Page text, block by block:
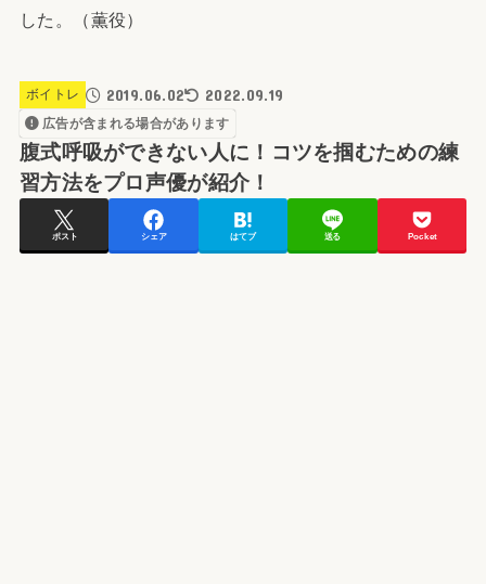
した。（薫役）
ボイトレ 2019.06.02 2022.09.19
広告が含まれる場合があります
腹式呼吸ができない人に！コツを掴むための練
習方法をプロ声優が紹介！
ポスト シェア はてブ 送る Pocket